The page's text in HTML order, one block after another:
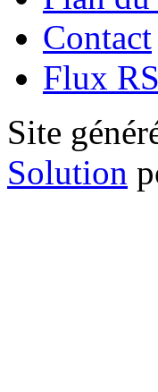
Contact
Flux
Site
Solution